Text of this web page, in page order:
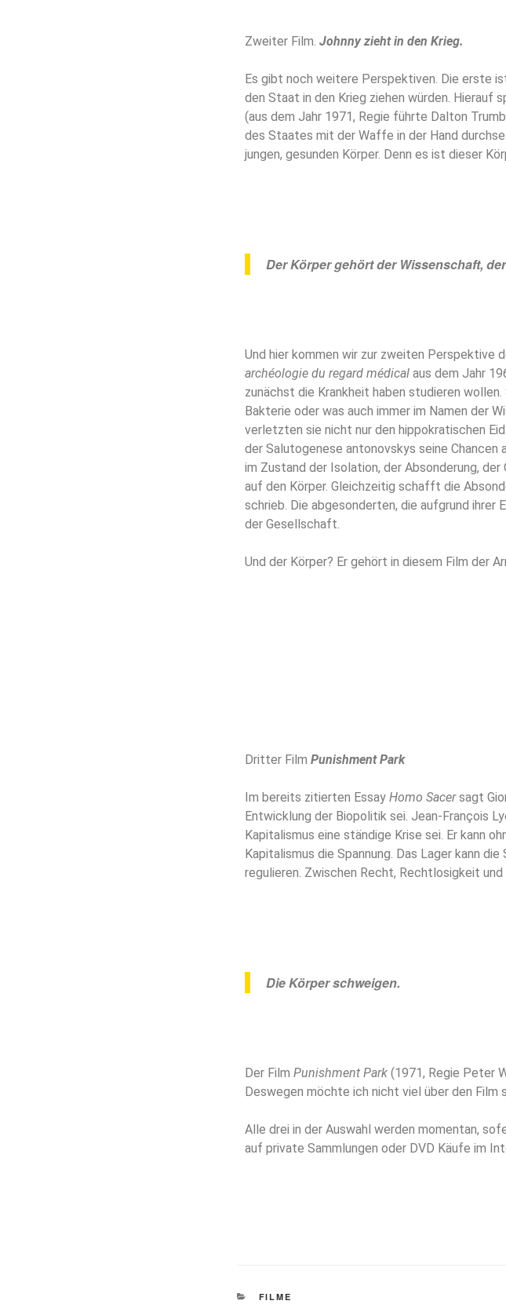
Zweiter Film. Johnny zieht in den Krieg.
Es gibt noch weitere Perspektiven. Die erste
den Staat in den Krieg ziehen würden. Hierauf
(aus dem Jahr 1971, Regie führte Dalton
des Staates mit der Waffe in der Hand
jungen, gesunden Körper. Denn es ist dieser
Der Körper gehört der Wissenschaft,
Und hier kommen wir zur zweiten Perspektive
archéologie du regard médical aus dem Jahr
zunächst die Krankheit haben studieren
Bakterie oder was auch immer im Namen der
verletzten sie nicht nur den hippokratischen
der Salutogenese antonovskys seine Chancen
im Zustand der Isolation, der Absonderung,
auf den Körper. Gleichzeitig schafft die
schrieb. Die abgesonderten, die aufgrund ihrer
der Gesellschaft.
Und der Körper? Er gehört in diesem Film der
Dritter Film Punishment Park
Im bereits zitierten Essay Homo Sacersagt
Entwicklung der Biopolitik sei. Jean-François
Kapitalismus eine ständige Krise sei. Er kann
Kapitalismus die Spannung. Das Lager kann
regulieren. Zwischen Recht, Rechtlosigkeit und
Die Körper schweigen.
Der Film Punishment Park (1971, Regie Peter
Deswegen möchte ich nicht viel über den Film
Alle drei in der Auswahl werden momentan,
auf private Sammlungen oder DVD Käufe im
FILME